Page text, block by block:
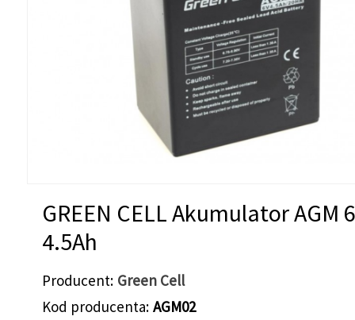
GREEN CELL Akumulator AGM
4.5Ah
Producent Green Cell
Kod producenta AGM02